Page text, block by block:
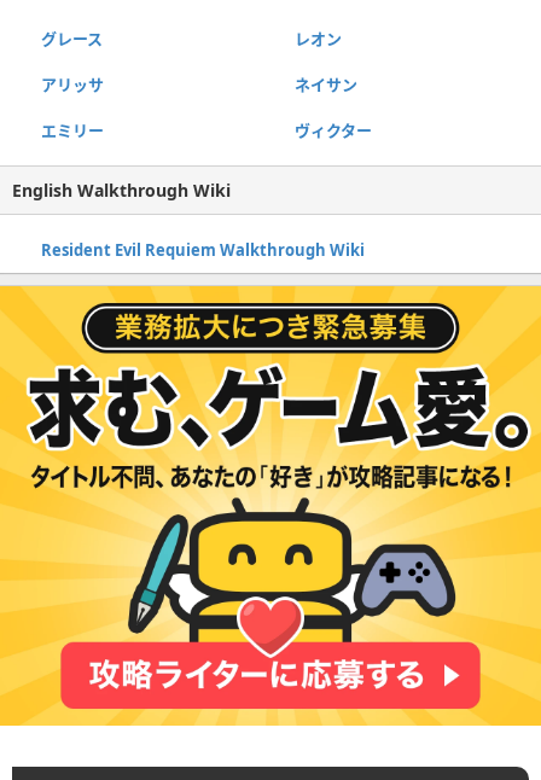
グレース レオン
アリッサ ネイサン
エミリー ヴィクター
English Walkthrough Wiki
Resident Evil Requiem Walkthrough Wiki